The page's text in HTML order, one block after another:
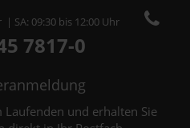
SA: 09:30 bis 12:00 Uhr
7817-0
Laufenden und erhalten Sie